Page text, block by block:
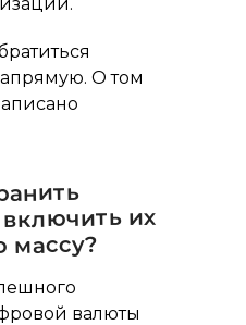
О том
валюты
их
массу?